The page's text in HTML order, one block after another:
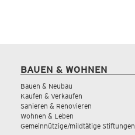
BAUEN & WOHNEN
Bauen & Neubau
Kaufen & Verkaufen
Sanieren & Renovieren
Wohnen & Leben
Gemeinnützige/mildtätige Stiftungen